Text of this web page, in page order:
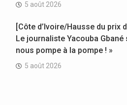
5 août 2026
[Côte d’Ivoire/Hausse du prix
Le journaliste Yacouba Gbané
nous pompe à la pompe ! »
5 août 2026